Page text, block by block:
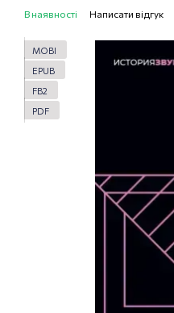
В наявності Написати відгук
MOBI
EPUB
FB2
PDF